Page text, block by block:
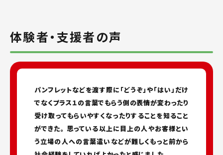
体験者・支援者の声
パンフレットなどを渡す際に「どうぞ」や「はい」だけ
でなくプラス１の言葉でもらう側の表情が変わったり
受け取ってもらいやすくなったりすることを知ること
ができた。 思っている以上に目上の人やお客様とい
う立場の人への言葉遣いなどが難しくもっと前から